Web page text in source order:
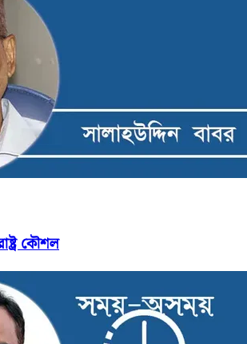
কৌশল